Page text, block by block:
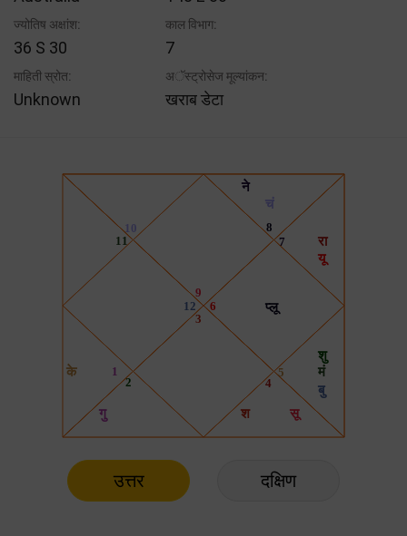
ज्योतिष अक्षांश:
36 S 30
काल विभाग:
7
माहिती स्रोत:
Unknown
अॅस्ट्रोसेज मूल्यांकन:
खराब डेटा
उत्तर दक्षिण